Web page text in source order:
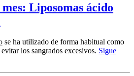
Liposomas ácido
se ha utilizado de forma habitual como
los sangrados excesivos. Sigue